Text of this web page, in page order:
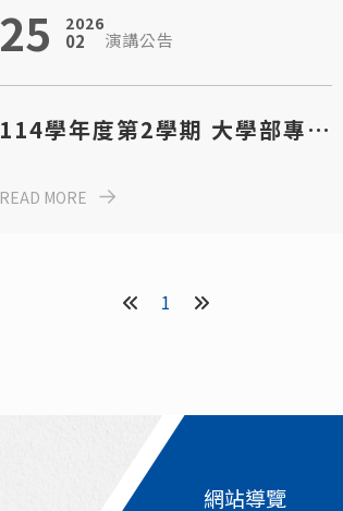
25 2026
02 演講公告
114學年度第2學期 大學部專題
READ MORE
1
網站導覽